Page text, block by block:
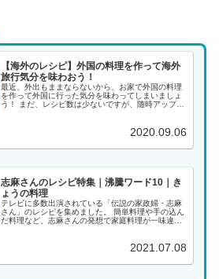
【海外のレシピ】外国の料理を作って海外
旅行気分を味わおう！
最近、外出もままならないから、お家で外国の料理
を作って外国に行った気分を味わってしまいましょ
う！ まだ、レシピ数は少ないですが、随時アップし
2020.09.06
志麻さんのレシピ特集｜沸騰ワード10｜き
ょうの料理
テレビに多数出演されている「伝説の家政婦・志麻
さん」のレシピを集めました。 簡単料理や手の込ん
だ料理など、志麻さんの発想で家庭料理が一味違っ
2021.07.08